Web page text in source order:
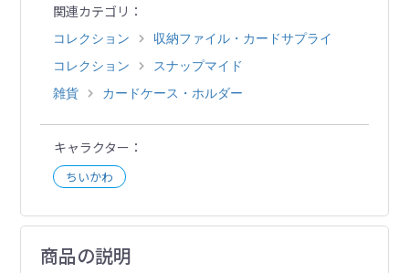
関連カテゴリ
コレクション
収納ファイル・カードサプライ
コレクション
スナップマイド
雑貨
カードケース・ホルダー
キャラクター
ちいかわ
商品の説明